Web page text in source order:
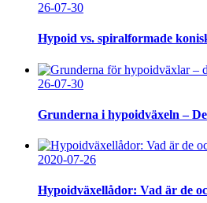
26-07-30
Hypoid vs. spiralformade
26-07-30
Grunderna i hypoidväxeln –
2020-07-26
Hypoidväxellådor: Vad är de